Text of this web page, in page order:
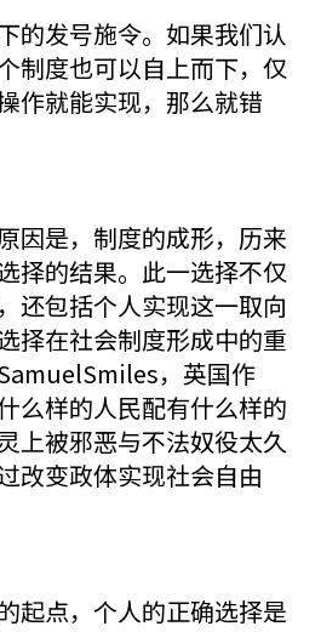
的发号施令。如果我们认
制度也可以自上而下，仅
作就能实现，那么就错
因是，制度的成形，历来
择的结果。此一选择不仅
还包括个人实现这一取向
择在社会制度形成中的重
，英国作
么样的人民配有什么样的
上被邪恶与不法奴役太久
改变政体实现社会自由
起点，个人的正确选择是